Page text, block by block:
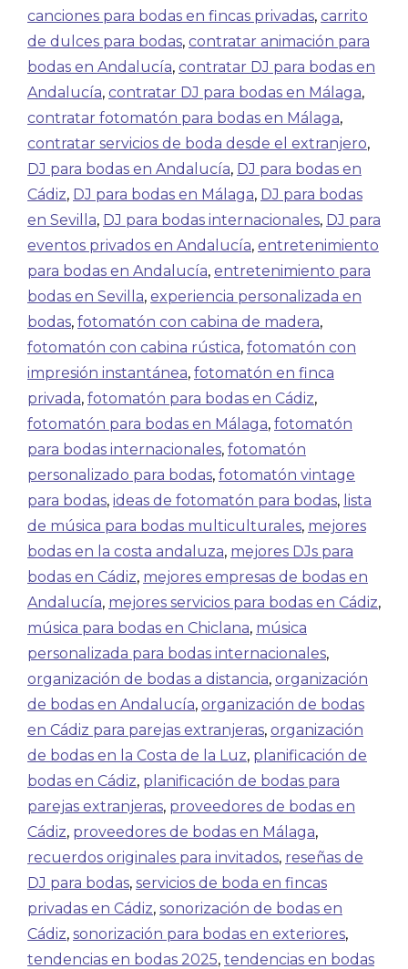
canciones para bodas en fincas privadas, carrito
de dulces para bodas, contratar animación para
bodas en Andalucía, contratar DJ para bodas en
Andalucía, contratar DJ para bodas en Málaga,
contratar fotomatón para bodas en Málaga,
contratar servicios de boda desde el extranjero,
DJ para bodas en Andalucía, DJ para bodas en
Cádiz, DJ para bodas en Málaga, DJ para bodas
en Sevilla, DJ para bodas internacionales, DJ para
eventos privados en Andalucía, entretenimiento
para bodas en Andalucía, entretenimiento para
bodas en Sevilla, experiencia personalizada en
bodas, fotomatón con cabina de madera,
fotomatón con cabina rústica, fotomatón con
impresión instantánea, fotomatón en finca
privada, fotomatón para bodas en Cádiz,
fotomatón para bodas en Málaga, fotomatón
para bodas internacionales, fotomatón
personalizado para bodas, fotomatón vintage
para bodas, ideas de fotomatón para bodas, lista
de música para bodas multiculturales, mejores
bodas en la costa andaluza, mejores DJs para
bodas en Cádiz, mejores empresas de bodas en
Andalucía, mejores servicios para bodas en Cádiz,
música para bodas en Chiclana, música
personalizada para bodas internacionales,
organización de bodas a distancia, organización
de bodas en Andalucía, organización de bodas
en Cádiz para parejas extranjeras, organización
de bodas en la Costa de la Luz, planificación de
bodas en Cádiz, planificación de bodas para
parejas extranjeras, proveedores de bodas en
Cádiz, proveedores de bodas en Málaga,
recuerdos originales para invitados, reseñas de
DJ para bodas, servicios de boda en fincas
privadas en Cádiz, sonorización de bodas en
Cádiz, sonorización para bodas en exteriores,
tendencias en bodas 2025, tendencias en bodas